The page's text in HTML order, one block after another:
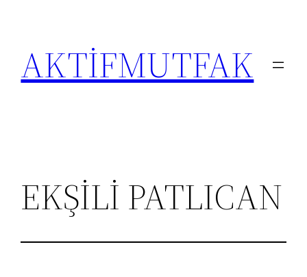
AKTİFMUTFAK
EKŞİLİ PATLICAN